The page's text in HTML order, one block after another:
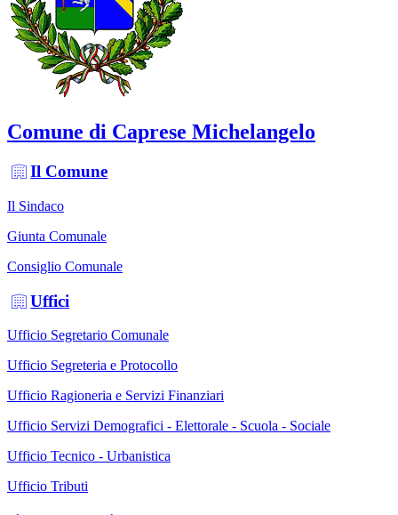
Comune di Caprese Michelangelo
Il Comune
Il Sindaco
Giunta Comunale
Consiglio Comunale
Uffici
Ufficio Segretario Comunale
Ufficio Segreteria e Protocollo
Ufficio Ragioneria e Servizi Finanziari
Ufficio Servizi Demografici - Elettorale - Scuola - Sociale
Ufficio Tecnico - Urbanistica
Ufficio Tributi